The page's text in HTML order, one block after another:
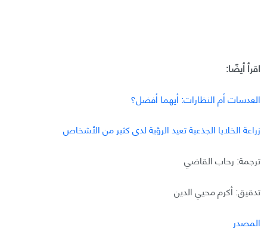
اقرأ أيضًا:
العدسات أم النظارات: أيهما أفضل؟
زراعة الخلايا الجذعية تعيد الرؤية لدى كثير من الأشخاص
ترجمة: رحاب القاضي
تدقيق: أكرم محيي الدين
المصدر